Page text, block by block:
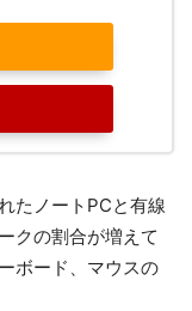
たノートPCと有線
クの割合が増えて
ボード、マウスの